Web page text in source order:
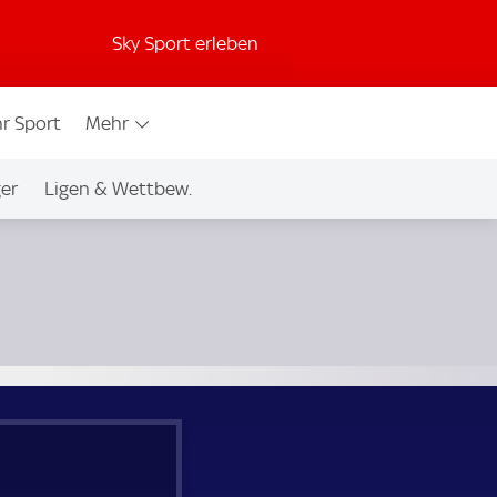
Sky Sport erleben
Sport Mehr
Ligen & Wettbew.